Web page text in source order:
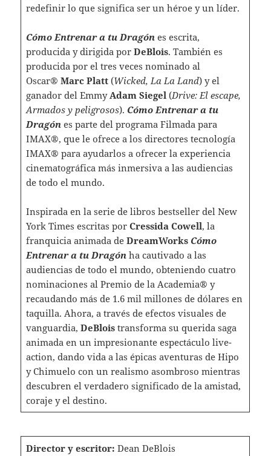
redefinir lo que significa ser un héroe y un líder.
Cómo Entrenar a tu Dragónes escrita,
producida y dirigida por DeBlois. También es
producida por el tres veces nominado al
Oscar® Marc Platt(Wicked, La La Land) y el
ganador del Emmy Adam Siegel (Drive: El escape,
Armados y peligrosos). Cómo Entrenar a tu
Dragón es parte del programa Filmada para
IMAX®, que le ofrece a los directores tecnología
IMAX® para ayudarlos a ofrecer la experiencia
cinematográfica más inmersiva a las audiencias
de todo el mundo.
Inspirada en la serie de libros bestseller del New
York Times escritas por Cressida Cowell, la
franquicia animada de DreamWorks Cómo
Entrenar a tu Dragónha cautivado a las
audiencias de todo el mundo, obteniendo cuatro
nominaciones al Premio de la Academia® y
recaudando más de 1.6 mil millones de dólares en
taquilla. Ahora, a través de efectos visuales de
vanguardia, DeBloistransforma su querida saga
animada en un impresionante espectáculo live-
action, dando vida a las épicas aventuras de Hipo
y Chimuelo con un realismo asombroso mientras
descubren el verdadero significado de la amistad,
coraje y el destino.
Director y escritor: Dean DeBlois